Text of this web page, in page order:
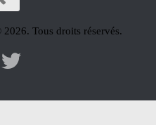
Tous droits réservés.